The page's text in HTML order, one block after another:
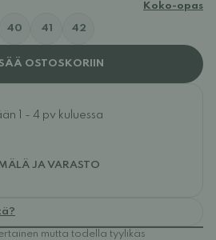
Koko-opas
40 41 42
OSTOSKORIIN
1 - 4 pv kuluessa
JA VARASTO
mutta todella tyylikäs